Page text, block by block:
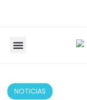
NOTICIAS